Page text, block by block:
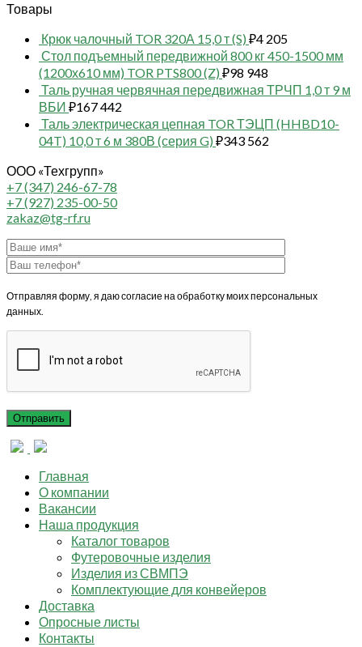
Товары
Крюк чалочный TOR 320А 15,0 т (S) ₽4 205
Стол подъемный передвижной 800 кг 450-1500 мм
(1200х610 мм) TOR PTS800 (Z) ₽98 948
Таль ручная червячная передвижная ТРЧП 1,0 т 9 м
ВБИ ₽167 442
Таль электрическая цепная TOR ТЭЦП (HHBD10-
04T) 10,0 т 6 м 380В (серия G) ₽343 562
ООО «Техгрупп»
+7 (347) 246-67-78
+7 (927) 235-00-50
zakaz@tg-rf.ru
Отправляя форму, я даю согласие на обработку моих персональных
данных.
Главная
О компании
Вакансии
Наша продукция
Каталог товаров
Футеровочные изделия
Изделия из СВМПЭ
Комплектующие для конвейеров
Доставка
Опросные листы
Контакты